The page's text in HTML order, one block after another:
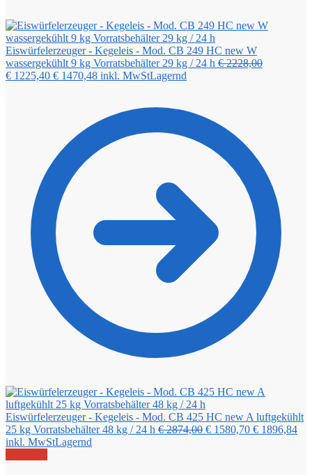
Eiswürfelerzeuger - Kegeleis - Mod. CB 249 HC new W
wassergekühlt 9 kg Vorratsbehälter 29 kg / 24 h €2228,00
€ 1225,40Aktueller
€ 1470,48 inkl. MwStLagernd
Eiswürfelerzeuger - Kegeleis - Mod. CB 425 HC new A luftgekühlt
25 kg Vorratsbehälter 48 kg / 24 h €2874,00 Ursprünglicher
€ 1580,70Aktueller
€ 1896,84
inkl. MwStLagernd